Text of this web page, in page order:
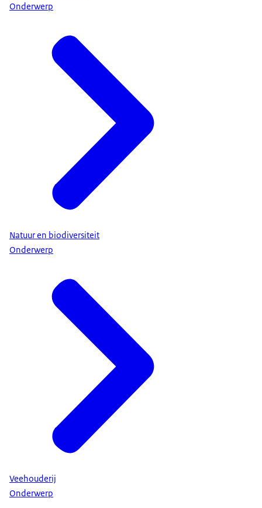
Onderwerp
Natuur en biodiversiteit
Onderwerp
Veehouderij
Onderwerp